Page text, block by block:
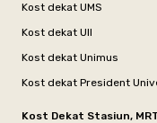
Kost dekat UMS
Kost dekat UII
Kost dekat Unimus
Kost dekat President
Kost Dekat Stasiun,